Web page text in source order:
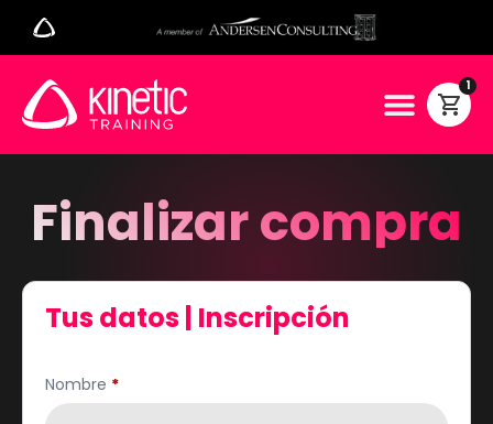
1
Finalizar compra
Tus datos | Inscripción
Nombre *